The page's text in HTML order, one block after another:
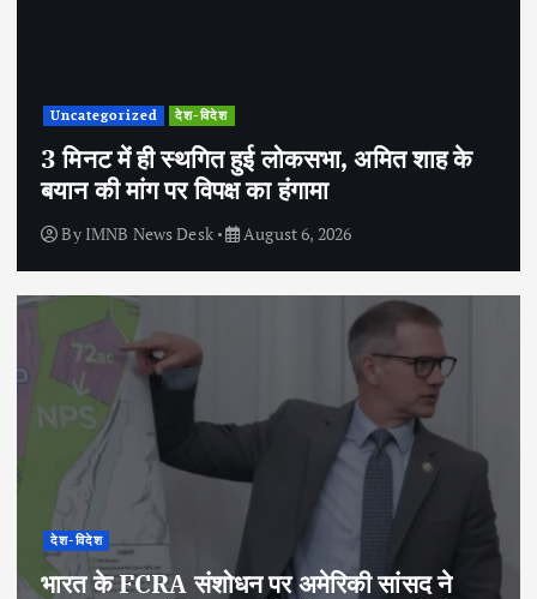
Uncategorized देश-विदेश
3 मिनट में ही स्थगित हुई लोकसभा, अमित शाह के
बयान की मांग पर विपक्ष का हंगामा
By IMNB News Desk August 6, 2026
देश-विदेश
भारत के FCRA संशोधन पर अमेरिकी सांसद ने